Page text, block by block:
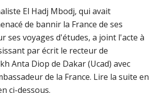
El Hadj Mbodj, qui avait
de bannir la France de ses
ses voyages d'études, a joint l'acte à
par écrit le recteur de
Anta Diop de Dakar (Ucad) avec
de la France. Lire la suite en
ci-dessous.